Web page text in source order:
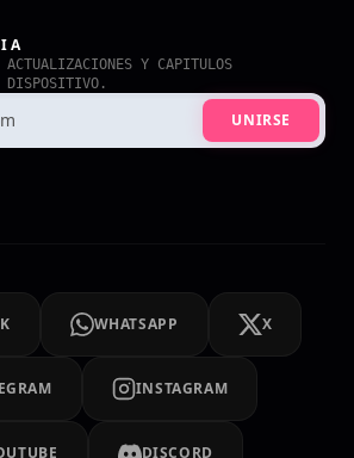
Y CAPITULOS
DISPOSITIVO.
UNIRSE
WHATSAPP X
INSTAGRAM
DISCORD